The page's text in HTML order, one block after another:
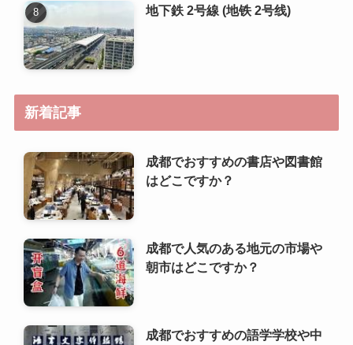
地下鉄 2号線 (地铁 2号线)
新着記事
成都でおすすめの書店や図書館
はどこですか？
成都で人気のある地元の市場や
朝市はどこですか？
成都でおすすめの語学学校や中